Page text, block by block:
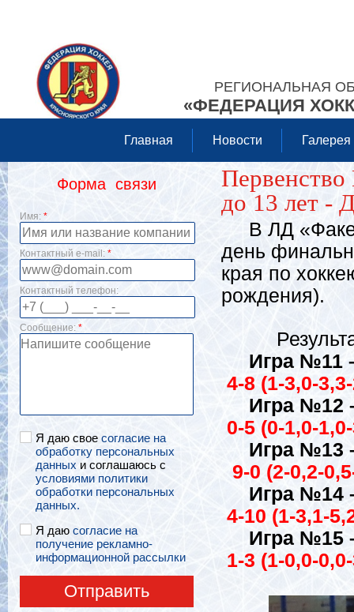
РЕГИОНАЛЬНАЯ
«ФЕДЕРАЦИЯ
Главная Новости Галерея
Форма связи
Имя: *
Контактный e-mail: *
Контактный телефон:
Сообщение: *
Я даю свое согласие на
обработку персональных
данных и соглашаюсь с
условиями политики
обработки персональных
данных.
Я даю согласие на
получение рекламно-
информационной рассылки
Отправить
до 13 лет -
В ЛД
день
края по
рождения).
Игра
4-8 (1-3,0-
Игра
0-5 (0-1,0-
Игра
9-0 (2-0,2-
Игра
4-10 (1-3,1-
Игра
1-3 (1-0,0-